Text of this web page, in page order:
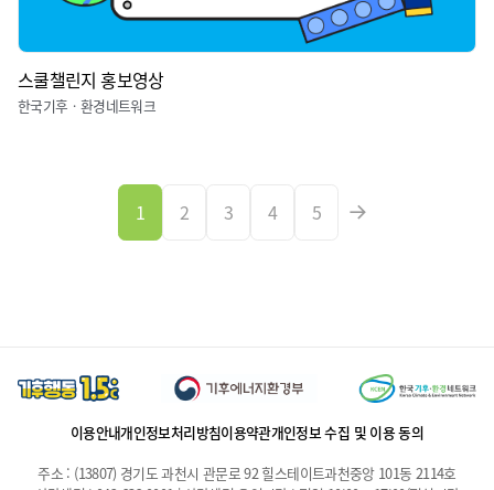
스쿨챌린지 홍보영상
한국기후ㆍ환경네트워크
1 2 3 4 5
이용안내개인정보처리방침이용약관개인정보 수집 및 이용 동의
주소 : (13807) 경기도 과천시 관문로 92 힐스테이트과천중앙 101동 2114호